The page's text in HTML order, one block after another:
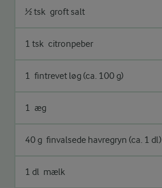
½ tsk groft salt
1 tsk citronpeber
1 fintrevet løg (ca. 100 g)
1 æg
40 g finvalsede havregryn (ca. 1 dl)
1 dl mælk